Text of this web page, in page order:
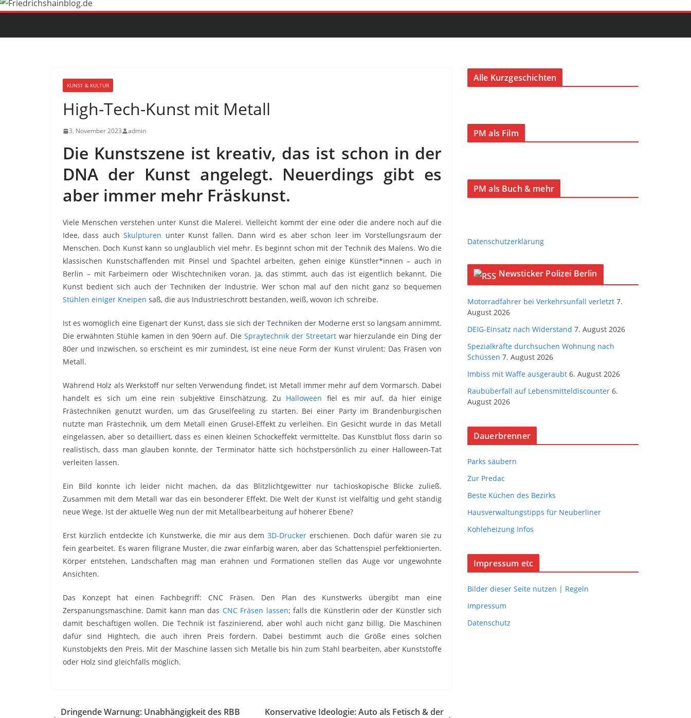
KUNST & KULTUR
High-Tech-Kunst mit Metall
3. November 2023 admin
Die Kunstszene ist kreativ, das ist schon in der
DNA der Kunst angelegt. Neuerdings gibt es
aber immer mehr Fräskunst.
Viele Menschen verstehen unter Kunst die Malerei. Vielleicht kommt der eine oder die andere noch auf die
Idee, dass auchSkulpturen unter Kunst fallen. Dann wird es aber schon leer im Vorstellungsraum der
Menschen. Doch Kunst kann so unglaublich viel mehr. Es beginnt schon mit der Technik des Malens. Wo die
klassischen Kunstschaffenden mit Pinsel und Spachtel arbeiten, gehen einige Künstler*innen – auch in
Berlin – mit Farbeimern oder Wischtechniken voran. Ja, das stimmt, auch das ist eigentlich bekannt. Die
Kunst bedient sich auch der Techniken der Industrie. Wer schon mal auf den nicht ganz so bequemen
Stühlen einiger Kneipen saß, die aus Industrieschrott bestanden, weiß, wovon ich schreibe.
Ist es womöglich eine Eigenart der Kunst, dass sie sich der Techniken der Moderne erst so langsam annimmt.
Die erwähnten Stühle kamen in den 90ern auf. Die Spraytechnik der Streetartwar hierzulande ein Ding der
80er und inzwischen, so erscheint es mir zumindest, ist eine neue Form der Kunst virulent: Das Fräsen von
Metall.
Während Holz als Werkstoff nur selten Verwendung findet, ist Metall immer mehr auf dem Vormarsch. Dabei
handelt es sich um eine rein subjektive Einschätzung. Zu Halloween fiel es mir auf, da hier einige
Frästechniken genutzt wurden, um das Gruselfeeling zu starten. Bei einer Party im Brandenburgischen
nutzte man Frästechnik, um dem Metall einen Grusel-Effekt zu verleihen. Ein Gesicht wurde in das Metall
eingelassen, aber so detailliert, dass es einen kleinen Schockeffekt vermittelte. Das Kunstblut floss darin so
realistisch, dass man glauben konnte, der Terminator hätte sich höchstpersönlich zu einer Halloween-Tat
verleiten lassen.
Ein Bild konnte ich leider nicht machen, da das Blitzlichtgewitter nur tachioskopische Blicke zuließ.
Zusammen mit dem Metall war das ein besonderer Effekt. Die Welt der Kunst ist vielfältig und geht ständig
neue Wege. Ist der aktuelle Weg nun der mit Metallbearbeitung auf höherer Ebene?
Erst kürzlich entdeckte ich Kunstwerke, die mir aus dem3D-Drucker erschienen. Doch dafür waren sie zu
fein gearbeitet. Es waren filigrane Muster, die zwar einfarbig waren, aber das Schattenspiel perfektionierten.
Körper entstehen, Landschaften mag man erahnen und Formationen stellen das Auge vor ungewohnte
Ansichten.
Das Konzept hat einen Fachbegriff: CNC Fräsen. Den Plan des Kunstwerks übergibt man eine
Zerspanungsmaschine. Damit kann man das CNC Fräsen lassen; falls die Künstlerin oder der Künstler sich
damit beschäftigen wollen. Die Technik ist faszinierend, aber wohl auch nicht ganz billig. Die Maschinen
dafür sind Hightech, die auch ihren Preis fordern. Dabei bestimmt auch die Größe eines solchen
Kunstobjekts den Preis. Mit der Maschine lassen sich Metalle bis hin zum Stahl bearbeiten, aber Kunststoffe
oder Holz sind gleichfalls möglich.
Dringende Warnung: Unabhängigkeit des RBB
Konservative Ideologie: Auto als Fetisch & der
Alle Kurzgeschichten
PM als Film
PM als Buch & mehr
Datenschutzerklärung
Newsticker Polizei Berlin
Motorradfahrer bei Verkehrsunfall verletzt 7.
August 2026
DEIG-Einsatz nach Widerstand 7. August 2026
Spezialkräfte durchsuchen Wohnung nach
Schüssen 7. August 2026
Imbiss mit Waffe ausgeraubt 6. August 2026
Raubüberfall auf Lebensmitteldiscounter 6.
August 2026
Dauerbrenner
Parks säubern
Zur Predac
Beste Küchen des Bezirks
Hausverwaltungstipps für Neuberliner
Kohleheizung Infos
Impressum etc
Bilder dieser Seite nutzen | Regeln
Impressum
Datenschutz